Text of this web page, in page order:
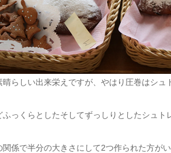
晴らしい出来栄えですが、やはり圧巻はシュ
ふっくらとしたそしてずっしりとしたシュト
関係で半分の大きさにして2つ作られた方が